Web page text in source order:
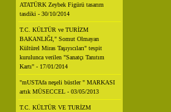
ATATÜRK Zeybek Figürü tasarım
tasdiki - 30/10/2014
T.C. KÜLTÜR ve TURİZM
BAKANLIĞI," Somut Olmayan
Kültürel Miras Taşıyıcıları" tespit
kurulunca verilen "Sanatçı Tanıtım
Kartı" - 17/01/2014
"mUSTAfa neşeli büstler " MARKASI
artık MÜSECCEL - 03/05/2013
T.C. KÜLTÜR VE TURİZM